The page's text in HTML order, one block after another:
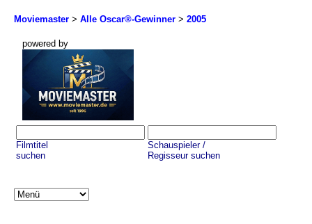
Moviemaster > Alle Oscar®-Gewinner > 2005
powered by
Filmtitel
suchen
Schauspieler /
Regisseur suchen